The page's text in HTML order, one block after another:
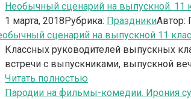
Необычный сценарий на выпускной. 11
1 марта, 2018Рубрика: ПраздникиАвтор:
Классных руководителей выпускных
встречи с выпускниками, выпускной
Читать полностью
Пародии на фильмы-комедии. Ирония